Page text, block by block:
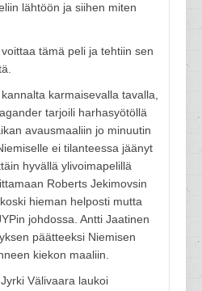
lähtöön ja siihen miten
tämä peli ja tehtiin sen
karmaisevalla tavalla,
tarjoili harhasyötöllä
avausmaaliin jo minuutin
ei tilanteessa jäänyt
hyvällä ylivoimapelillä
Roberts Jekimovsin
hieman helposti mutta
johdossa. Antti Jaatinen
päätteeksi Niemisen
kiekon maaliin.
Välivaara laukoi